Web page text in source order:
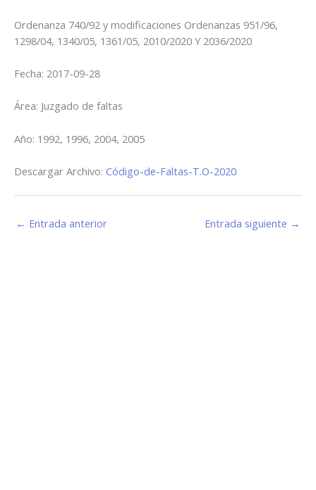
Ordenanza 740/92 y modificaciones Ordenanzas 951/96,
1298/04, 1340/05, 1361/05, 2010/2020 Y 2036/2020
Fecha: 2017-09-28
Área: Juzgado de faltas
Año: 1992, 1996, 2004, 2005
Descargar Archivo: Código-de-Faltas-T.O-2020
← Entrada anterior Entrada siguiente →